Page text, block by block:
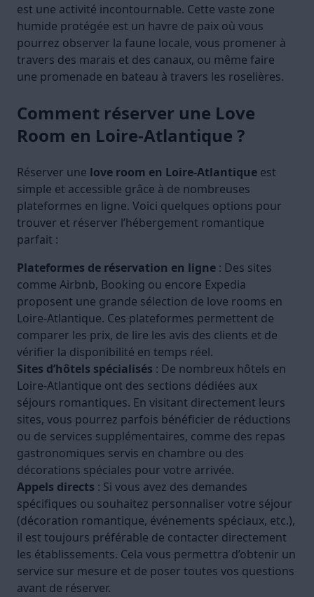
est une activité incontournable. Cette vaste zone
humide protégée est un havre de paix où vous
pourrez observer la faune locale, vous promener à
travers des marais et des canaux, ou même faire
une promenade en bateau à travers les roselières.
Comment réserver une Love
Room en Loire-Atlantique ?
Réserver une love room en Loire-Atlantique est
simple et accessible grâce à de nombreuses
plateformes en ligne. Voici quelques options pour
trouver et réserver l’hébergement romantique
parfait :
Plateformes de réservation en ligne : Des sites
comme Airbnb, Booking ou encore Expedia
proposent une grande sélection de love rooms en
Loire-Atlantique. Ces plateformes permettent de
comparer les prix, de lire les avis des clients et de
vérifier la disponibilité en temps réel.
Sites d’hôtels spécialisés : De nombreux hôtels en
Loire-Atlantique ont des sections dédiées aux
séjours romantiques. En visitant directement leurs
sites, vous pourrez parfois bénéficier de réductions
ou de services supplémentaires, comme des repas
gastronomiques servis en chambre ou des
décorations spéciales pour votre arrivée.
Appels directs : Si vous avez des demandes
spécifiques ou souhaitez personnaliser votre séjour
(décoration romantique, événements spéciaux, etc.),
il est toujours préférable de contacter directement
les établissements. Cela vous permettra d’obtenir un
service sur mesure et de poser toutes vos questions
avant de réserver.